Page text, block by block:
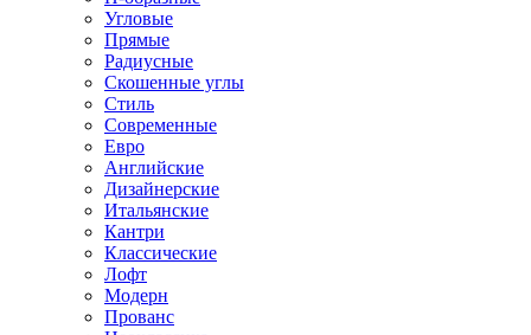
Угловые
Прямые
Радиусные
Скошенные углы
Стиль
Современные
Евро
Английские
Дизайнерские
Итальянские
Кантри
Классические
Лофт
Модерн
Прованс